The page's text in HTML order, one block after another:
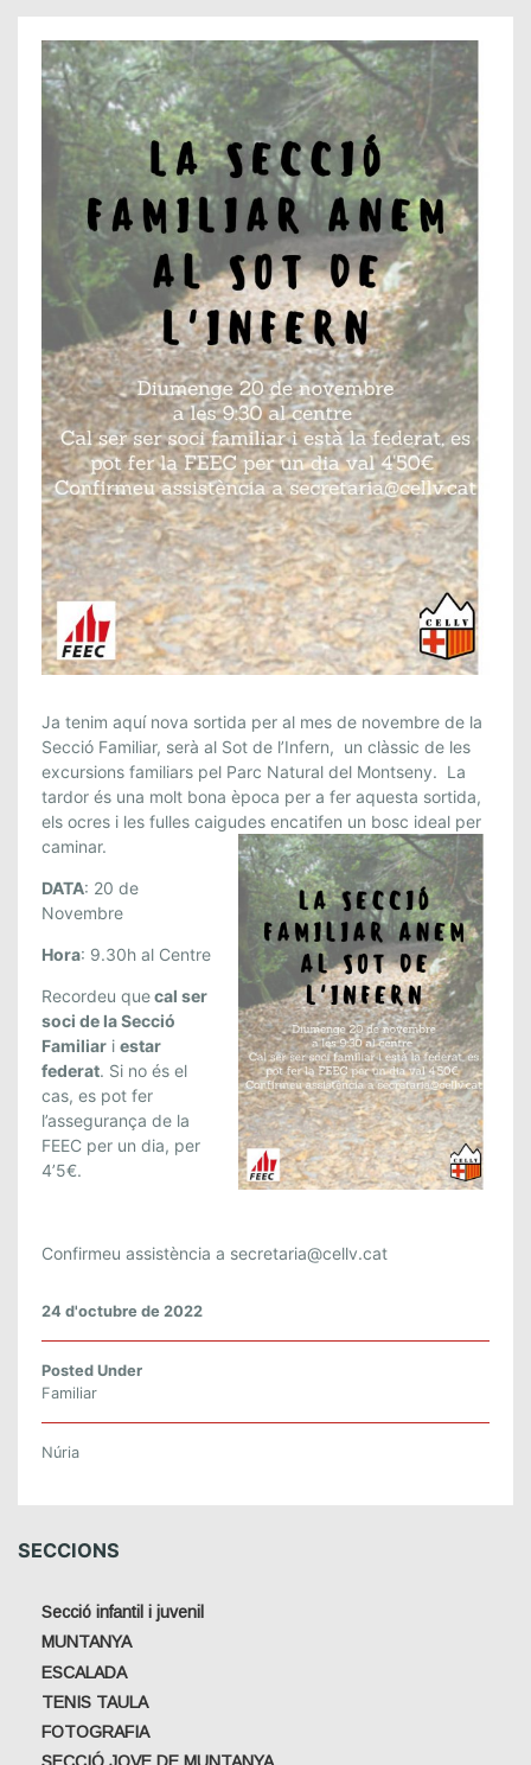
S
O
R
T
I
D
A
S
E
C
C
I
Ó
F
A
M
I
L
A
R
L
S
O
T
D
E
I
N
E
R
N
.
2
Ja tenim aquí nova sortida per al mes de novembre de la
Secció Familiar, serà al Sot de l’Infern, un clàssic de les
excursions familiars pel Parc Natural del Montseny. La
tardor és una molt bona època per a fer aquesta sortida,
els ocres i les fulles caigudes encatifen un bosc ideal per
caminar.
DATA: 20 de
Novembre
Hora: 9.30h al Centre
Recordeu quecal ser
soci de la Secció
Familiar i estar
federat. Si no és el
cas, es pot fer
l’assegurança de la
FEEC per un dia, per
4’5€.
Confirmeu assistència a secretaria@cellv.cat
24 d'octubre de 2022
Posted Under
Familiar
Núria
SECCIONS
Secció infantil i juvenil
MUNTANYA
ESCALADA
TENIS TAULA
FOTOGRAFIA